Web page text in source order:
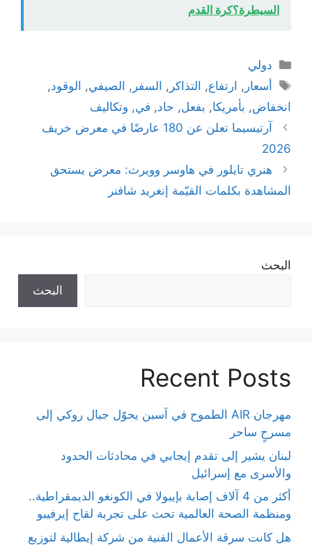
السيطرة؟كرة القدم
التصنيفات
دولي
الوسوم
أسعار , ارتفاع, التذاكر , السفر , الصيفي, الوقود,
انخفاض, بأمريكا, بفعل, حاد, في, وتكاليف
آرتيسيما تعلن عن 180 عارضًا في معرض خريف
2026
هنري تايلور في هاوسر وويرث: معرض يستحق
المشاهدة بكلمات القيّمة إنغريد شافنر
البحث
البحث
Recent Posts
مهرجان AIR الطموح في آسبن يحوّل جبال روكي إلى
مسرحٍ ساحر
لبنان يشير إلى تقدم إيجابي في محادثات الحدود
والأسرى مع إسرائيل
أكثر من 4 آلاف إصابة بإيبولا في الكونغو الديمقراطية..
ومنظمة الصحة العالمية تحث على تجربة لقاح إيرفيبو
هل كانت سرقة الأعمال الفنية من شركة إيطالية لتوزيع